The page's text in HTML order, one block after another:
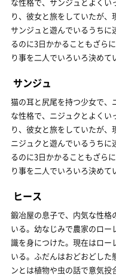
り、彼女と旅をしていたが、
サンジュと遊んでいるうちに
るのに3日かかることもざら
り事を二人でいろいろ決めて
サンジュ
猫の耳と尻尾を持つ少女で
な性格で、ニジュクとよく
り、彼女と旅をしていたが、
ニジュクと遊んでいるうち
るのに3日かかることもざら
り事を二人でいろいろ決めて
ヒース
鍛冶屋の息子で、内気な性格
いる。幼なじみで農家のロ
識を身につけた。現在はロー
いる。ふだんはおどおどし
ンとは植物や虫の話で意気